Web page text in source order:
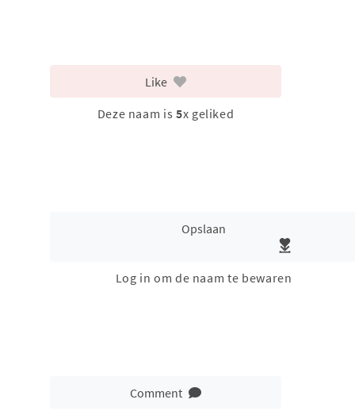
Like
Deze naam is 5x geliked
Opslaan
Log in om de naam te bewaren
Comment